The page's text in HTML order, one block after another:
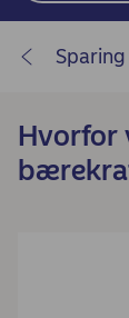
Hvorfor